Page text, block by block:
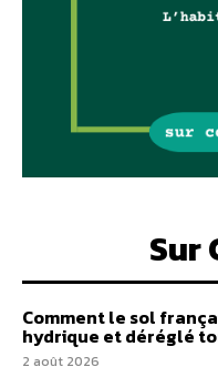
Sur
Comment le sol
hydrique et déréglé
2 août 2026